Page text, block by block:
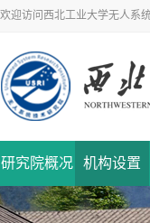
欢迎访问西北工业大学无人系
研究院概况 机构设置